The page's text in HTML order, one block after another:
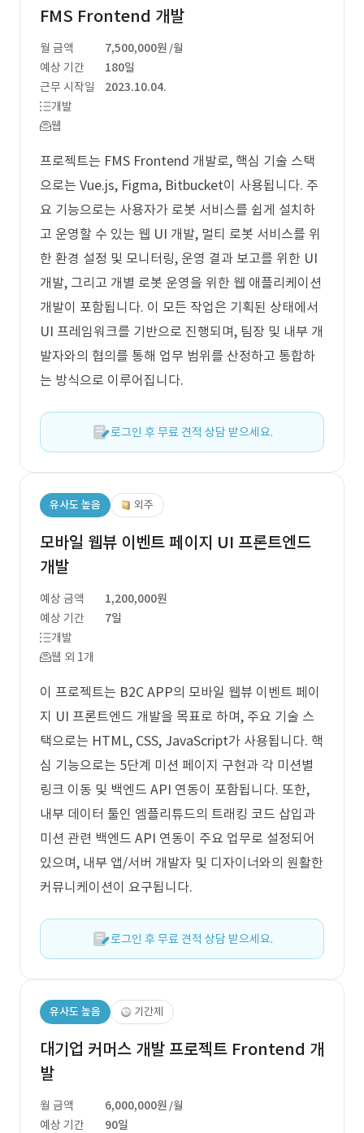
FMS Frontend 개발
월 금액 7,500,000원 /월
예상 기간
180일
근무 시작일
2023.10.04.
개발
웹
프로젝트는 FMS Frontend 개발로, 핵심 기술 스택
으로는 Vue.js, Figma, Bitbucket이 사용됩니다. 주
요 기능으로는 사용자가 로봇 서비스를 쉽게 설치하
고 운영할 수 있는 웹 UI 개발, 멀티 로봇 서비스를 위
한 환경 설정 및 모니터링, 운영 결과 보고를 위한 UI
개발, 그리고 개별 로봇 운영을 위한 웹 애플리케이션
개발이 포함됩니다. 이 모든 작업은 기획된 상태에서
UI 프레임워크를 기반으로 진행되며, 팀장 및 내부 개
발자와의 협의를 통해 업무 범위를 산정하고 통합하
는 방식으로 이루어집니다.
로그인 후 무료 견적 상담 받으세요.
유사도 높음 외주
모바일 웹뷰 이벤트 페이지 UI 프론트엔드
개발
예상 금액
1,200,000원
예상 기간
7일
개발
웹 외 1개
이 프로젝트는 B2C APP의 모바일 웹뷰 이벤트 페이
지 UI 프론트엔드 개발을 목표로 하며, 주요 기술 스
택으로는 HTML, CSS, JavaScript가 사용됩니다. 핵
심 기능으로는 5단계 미션 페이지 구현과 각 미션별
링크 이동 및 백엔드 API 연동이 포함됩니다. 또한,
내부 데이터 툴인 엠플리튜드의 트래킹 코드 삽입과
미션 관련 백엔드 API 연동이 주요 업무로 설정되어
있으며, 내부 앱/서버 개발자 및 디자이너와의 원활한
커뮤니케이션이 요구됩니다.
로그인 후 무료 견적 상담 받으세요.
유사도 높음 기간제
대기업 커머스 개발 프로젝트 Frontend 개
발
월 금액 6,000,000원 /월
예상 기간
90일